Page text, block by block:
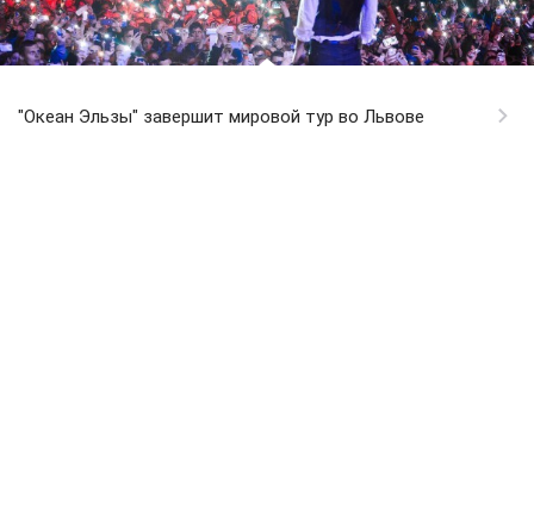
"Океан Эльзы" завершит мировой тур во Львове